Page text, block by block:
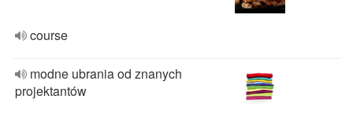
course
modne ubrania od znanych
projektantów